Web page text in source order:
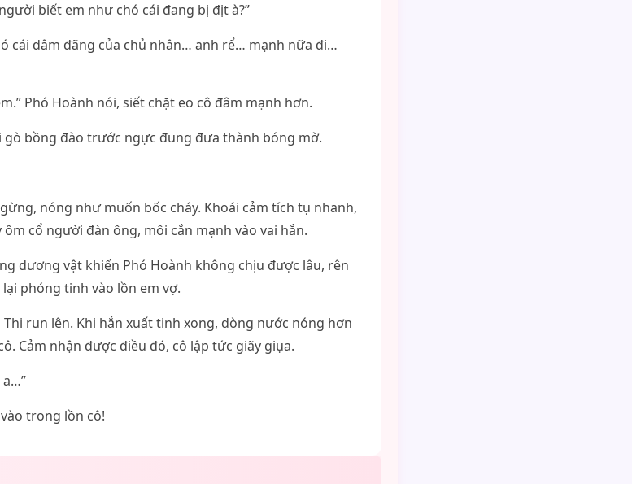
biết em như chó cái đang bị địt à?”
cái dâm đãng của chủ nhân… anh rể… mạnh nữa đi…
Phó Hoành nói, siết chặt eo cô đâm mạnh hơn.
gò bồng đào trước ngực đung đưa thành bóng mờ.
nóng như muốn bốc cháy. Khoái cảm tích tụ nhanh,
ôm cổ người đàn ông, môi cắn mạnh vào vai hắn.
dương vật khiến Phó Hoành không chịu được lâu, rên
phóng tinh vào lồn em vợ.
run lên. Khi hắn xuất tinh xong, dòng nước nóng hơn
Cảm nhận được điều đó, cô lập tức giãy giụa.
trong lồn cô!